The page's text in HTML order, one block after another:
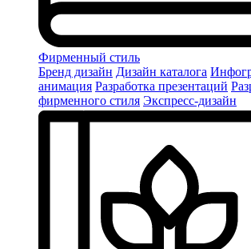
Фирменный стиль
Бренд дизайн Дизайн каталога
анимация Разработка презентаций
фирменного стиля Экспресс-дизайн